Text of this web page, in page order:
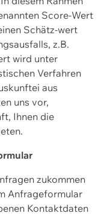
Score-Wert
Schätz-wert
z.B.
wird unter
Verfahren
aus
uns vor,
Ihnen die
zukommen
Anfrageformular
Kontaktdaten